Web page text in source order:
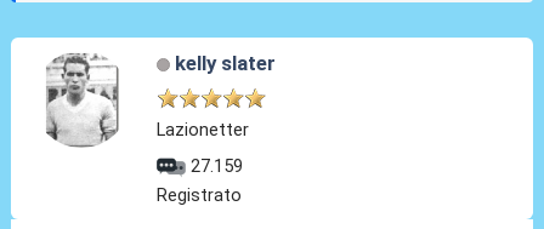
kelly slater
Lazionetter
27.159
Registrato